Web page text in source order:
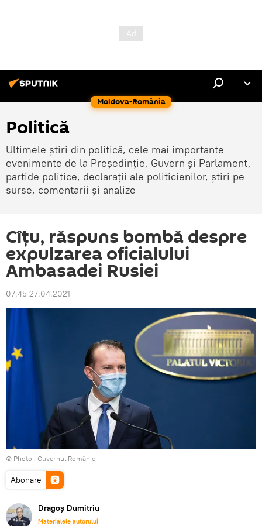
Moldova-România
Politică
Ultimele știri din politică, cele mai importante
evenimente de la Președinție, Guvern și Parlament,
partide politice, declarații ale politicienilor, știri pe
surse, comentarii și analize
Cîțu, răspuns bombă despre
expulzarea oficialului
Ambasadei Rusiei
07:45 27.04.2021
© Photo : Guvernul României
Abonare
Dragoș Dumitriu
Materialele autorului